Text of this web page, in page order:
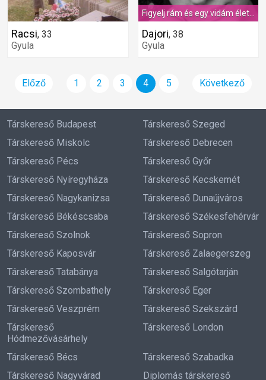
Racsi, 33
Gyula
Figyelj rám és egy vidám élettel hálálom meg neked :)
Dajori, 38
Gyula
Előző 1 2 3 4 5 Következő
Társkereső Budapest
Társkereső Szeged
Társkereső Miskolc
Társkereső Debrecen
Társkereső Pécs
Társkereső Győr
Társkereső Nyíregyháza
Társkereső Kecskemét
Társkereső Nagykanizsa
Társkereső Dunaújváros
Társkereső Békéscsaba
Társkereső Székesfehérvár
Társkereső Szolnok
Társkereső Sopron
Társkereső Kaposvár
Társkereső Zalaegerszeg
Társkereső Tatabánya
Társkereső Salgótarján
Társkereső Szombathely
Társkereső Eger
Társkereső Veszprém
Társkereső Szekszárd
Társkereső
Hódmezővásárhely
Társkereső London
Társkereső Bécs
Társkereső Szabadka
Társkereső Nagyvárad
Diplomás társkereső